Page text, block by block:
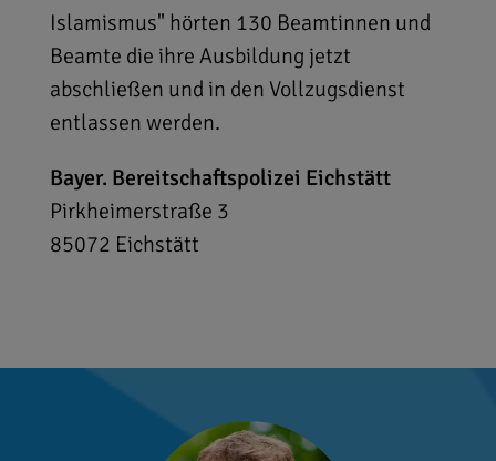
Islamismus" hörten 130 Beamtinnen und
Beamte die ihre Ausbildung jetzt
abschließen und in den Vollzugsdienst
entlassen werden.
Bayer. Bereitschaftspolizei Eichstätt
Pirkheimerstraße 3
85072 Eichstätt